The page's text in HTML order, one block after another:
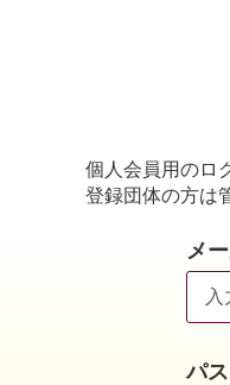
個人会員用のロ
登録団体の方は
メ
パ